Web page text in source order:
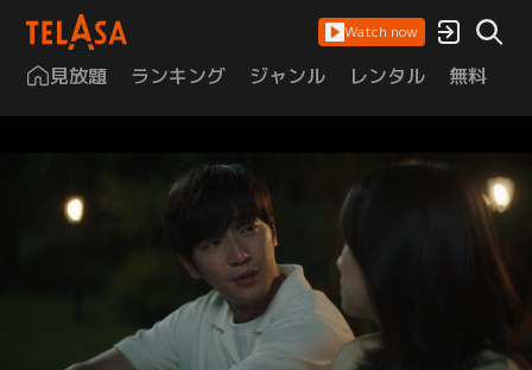
Watch now
見放題 ランキング ジャンル レンタル 無料